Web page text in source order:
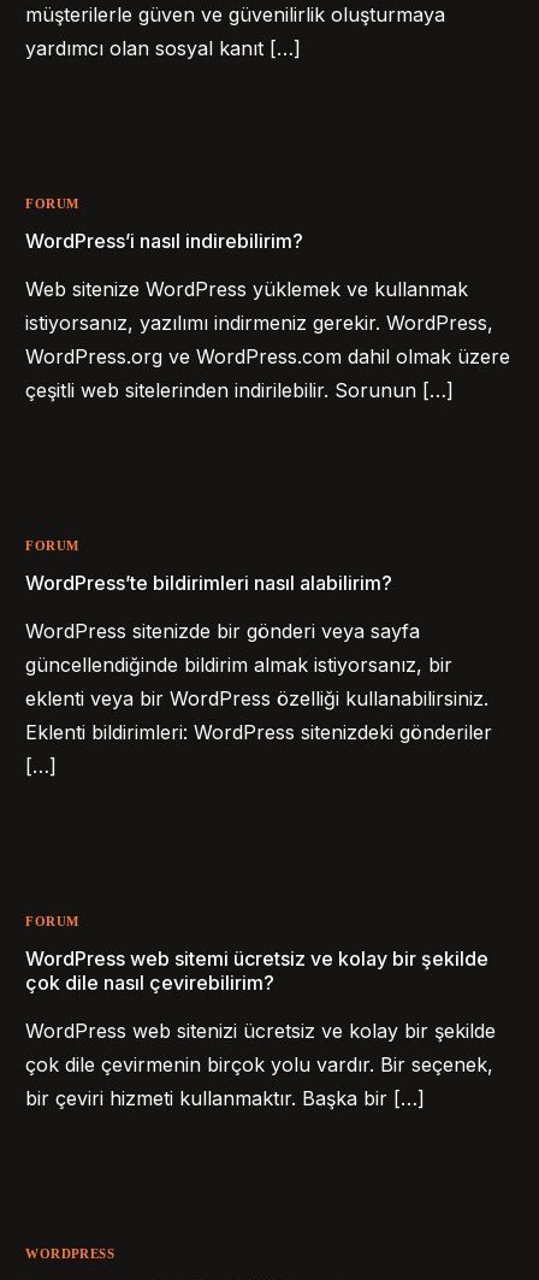
müşterilerle güven ve güvenilirlik oluşturmaya
yardımcı olan sosyal kanıt […]
FORUM
WordPress’i nasıl indirebilirim?
Web sitenize WordPress yüklemek ve kullanmak
istiyorsanız, yazılımı indirmeniz gerekir. WordPress,
WordPress.org ve WordPress.com dahil olmak üzere
çeşitli web sitelerinden indirilebilir. Sorunun […]
FORUM
WordPress’te bildirimleri nasıl alabilirim?
WordPress sitenizde bir gönderi veya sayfa
güncellendiğinde bildirim almak istiyorsanız, bir
eklenti veya bir WordPress özelliği kullanabilirsiniz.
Eklenti bildirimleri: WordPress sitenizdeki gönderiler
[…]
FORUM
WordPress web sitemi ücretsiz ve kolay bir şekilde
çok dile nasıl çevirebilirim?
WordPress web sitenizi ücretsiz ve kolay bir şekilde
çok dile çevirmenin birçok yolu vardır. Bir seçenek,
bir çeviri hizmeti kullanmaktır. Başka bir […]
WORDPRESS